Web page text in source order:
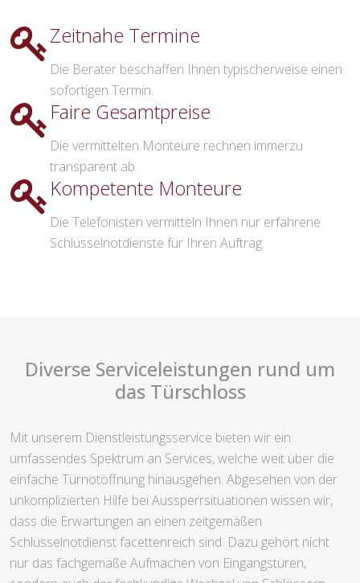
Zeitnahe Termine
Die Berater beschaffen Ihnen typischerweise einen
sofortigen Termin.
Faire Gesamtpreise
Die vermittelten Monteure rechnen immerzu
transparent ab.
Kompetente Monteure
Die Telefonisten vermitteln Ihnen nur erfahrene
Schlüsselnotdienste für Ihren Auftrag.
Diverse Serviceleistungen rund um
das Türschloss
Mit unserem Dienstleistungsservice bieten wir ein
umfassendes Spektrum an Services, welche weit über die
einfache Türnotöffnung hinausgehen. Abgesehen von der
unkomplizierten Hilfe bei Aussperrsituationen wissen wir,
dass die Erwartungen an einen zeitgemäßen
Schlüsselnotdienst facettenreich sind. Dazu gehört nicht
nur das fachgemäße Aufmachen von Eingangstüren,